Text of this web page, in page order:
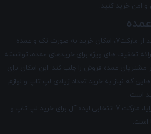
و امن خرید کنید.
یکی دیگر از مزایای خرید از مارکت7، امکان خرید به صورت تک و عمده
تخفیف های ویژه برای خریدهای عمده، توانسته
عمده ‌فروش را جلب کند. این امکان برای
که نیاز به خرید تعداد زیادی لپ تاپ و لوازم
است.
با توجه به تمام این مزایا، مارکت 7 انتخابی ایده ‌آل برای خرید لپ ‌تاپ و
است.